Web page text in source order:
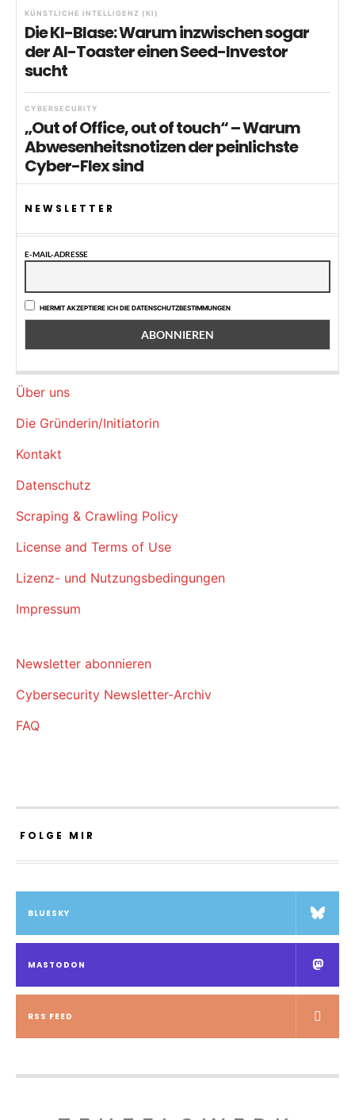
KÜNSTLICHE INTELLIGENZ (KI)
Die KI-Blase: Warum inzwischen sogar
der AI-Toaster einen Seed-Investor
sucht
CYBERSECURITY
„Out of Office, out of touch“ – Warum
Abwesenheitsnotizen der peinlichste
Cyber-Flex sind
NEWSLETTER
E-MAIL-ADRESSE
HIERMIT AKZEPTIERE ICH DIE DATENSCHUTZBESTIMMUNGEN
Über uns
Die Gründerin/Initiatorin
Kontakt
Datenschutz
Scraping & Crawling Policy
License and Terms of Use
Lizenz- und Nutzungsbedingungen
Impressum
Newsletter abonnieren
Cybersecurity Newsletter-Archiv
FAQ
FOLGE MIR
BLUESKY
MASTODON
RSS FEED